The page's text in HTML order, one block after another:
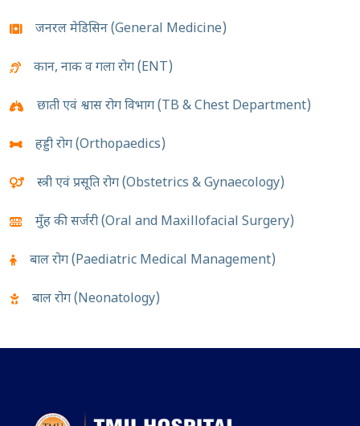
जनरल मेडिसिन (General Medicine)
कान, नाक व गला रोग (ENT)
छाती एवं श्वास रोग विभाग (TB & Chest Department)
हड्डी रोग (Orthopaedics)
स्त्री एवं प्रसूति रोग (Obstetrics & Gynaecology)
मुँह की सर्जरी (Oral and Maxillofacial Surgery)
बाल रोग (Paediatric Medical Management)
बाल रोग (Neonatology)